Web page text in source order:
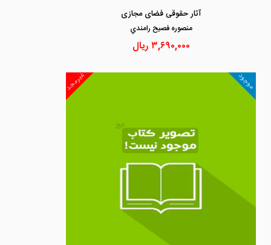
آثار حقوقی فضای مجازی
منصوره فصيح رامندي
۳,۶۹۰,۰۰۰ریال
غیرمجد موجود